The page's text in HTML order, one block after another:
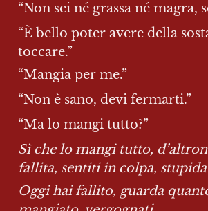
“Non sei né grassa né magra,
“È bello poter avere della
toccare.”
“Mangia per me.”
“Non è sano, devi fermarti.”
“Ma lo mangi tutto?”
Sì che lo mangi tutto,
fallita, sentiti in colpa,
Oggi hai fallito, guarda